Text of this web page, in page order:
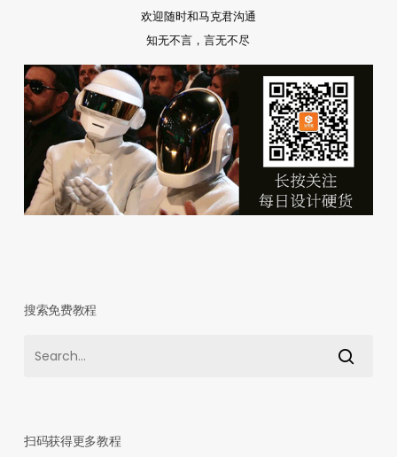
欢迎随时和马克君沟通
知无不言，言无不尽
搜索免费教程
扫码获得更多教程